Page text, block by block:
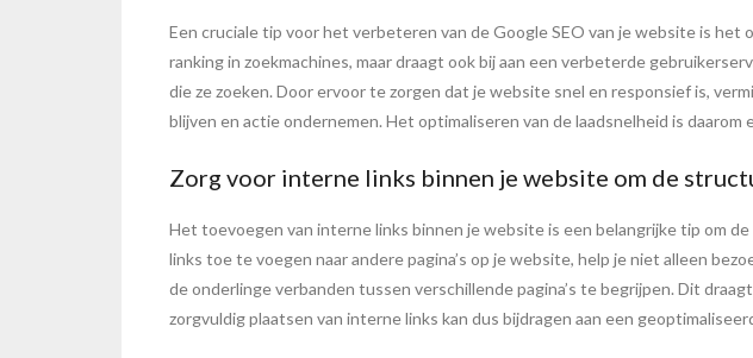
Een cruciale tip voor het verbeteren van de Google SEO van je website is
ranking in zoekmachines, maar draagt ook bij aan een verbeterde
die ze zoeken. Door ervoor te zorgen dat je website snel en responsief is,
blijven en actie ondernemen. Het optimaliseren van de laadsnelheid is
Zorg voor interne links binnen je website om de
Het toevoegen van interne links binnen je website is een belangrijke tip om
links toe te voegen naar andere pagina’s op je website, help je niet alleen
de onderlinge verbanden tussen verschillende pagina’s te begrijpen. Dit
zorgvuldig plaatsen van interne links kan dus bijdragen aan een